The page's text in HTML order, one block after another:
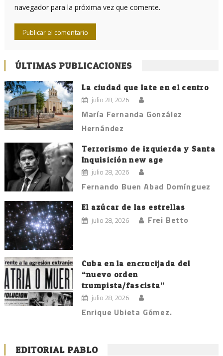
navegador para la próxima vez que comente.
ÚLTIMAS PUBLICACIONES
La ciudad que late en el centro
julio 28, 2026
María Fernanda González
Hernández
Terrorismo de izquierda y Santa
Inquisición new age
julio 28, 2026
Fernando Buen Abad Domínguez
El azúcar de las estrellas
julio 28, 2026 Frei Betto
Cuba en la encrucijada del
“nuevo orden
trumpista/fascista”
julio 28, 2026
Enrique Ubieta Gómez.
EDITORIAL PABLO